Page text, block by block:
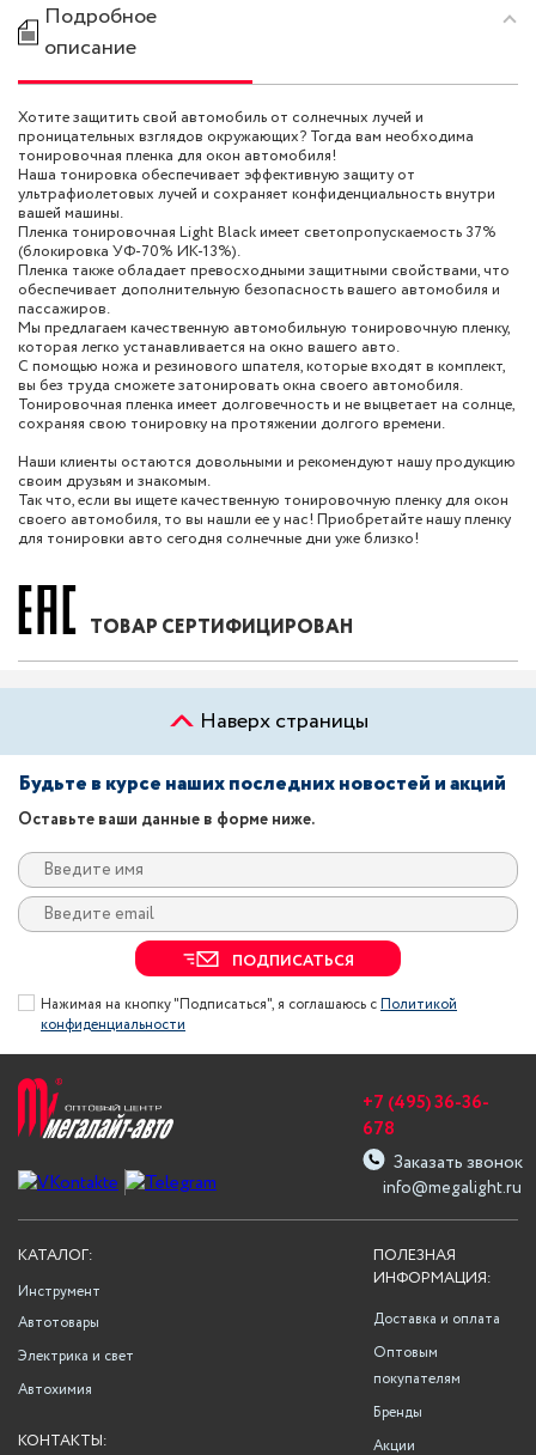
Подробное
описание
Хотите защитить свой автомобиль от солнечных лучей и
проницательных взглядов окружающих? Тогда вам необходима
тонировочная пленка для окон автомобиля!
Наша тонировка обеспечивает эффективную защиту от
ультрафиолетовых лучей и сохраняет конфиденциальность внутри
вашей машины.
Пленка тонировочная Light Black имеет светопропускаемость 37%
(блокировка УФ-70% ИК-13%).
Пленка также обладает превосходными защитными свойствами, что
обеспечивает дополнительную безопасность вашего автомобиля и
пассажиров.
Мы предлагаем качественную автомобильную тонировочную пленку,
которая легко устанавливается на окно вашего авто.
С помощью ножа и резинового шпателя, которые входят в комплект,
вы без труда сможете затонировать окна своего автомобиля.
Тонировочная пленка имеет долговечность и не выцветает на солнце,
сохраняя свою тонировку на протяжении долгого времени.
Наши клиенты остаются довольными и рекомендуют нашу продукцию
своим друзьям и знакомым.
Так что, если вы ищете качественную тонировочную пленку для окон
своего автомобиля, то вы нашли ее у нас! Приобретайте нашу пленку
для тонировки авто сегодня солнечные дни уже близко!
ТОВАР СЕРТИФИЦИРОВАН
Наверх страницы
Будьте в курсе наших последних новостей и акций
Оставьте ваши данные в форме ниже.
ПОДПИСАТЬСЯ
Нажимая на кнопку "Подписаться", я соглашаюсь сПолитикой
конфиденциальности
info@megalight.ru
+7 (495) 36-36-
678
Заказать звонок
ПОЛЕЗНАЯ
ИНФОРМАЦИЯ:
Доставка и оплата
Оптовым
покупателям
Бренды
Акции
КАТАЛОГ:
Инструмент
Автотовары
Электрика и свет
Автохимия
КОНТАКТЫ: